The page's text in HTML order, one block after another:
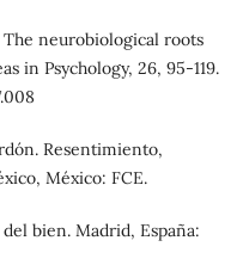
neurobiological roots
in Psychology, 26, 95-119.
Resentimiento,
México: FCE.
bien. Madrid, España: